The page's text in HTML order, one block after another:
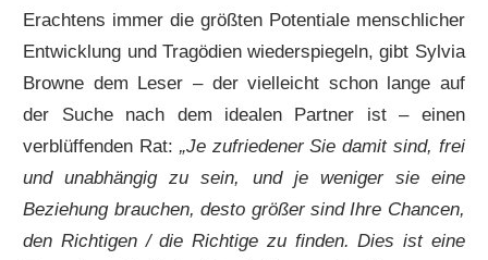
Erachtens immer die größten Potentiale menschlicher
Entwicklung und Tragödien wiederspiegeln, gibt Sylvia
Browne dem Leser – der vielleicht schon lange auf
der Suche nach dem idealen Partner ist – einen
verblüffenden Rat: „Je zufriedener Sie damit sind, frei
und unabhängig zu sein, und je weniger sie eine
Beziehung brauchen, desto größer sind Ihre Chancen,
den Richtigen / die Richtige zu finden. Dies ist eine